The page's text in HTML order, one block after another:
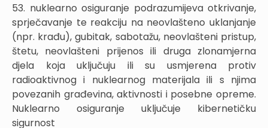
53. nuklearno osiguranje podrazumijeva otkrivanje,
sprječavanje te reakciju na neovlašteno uklanjanje
(npr. krađu), gubitak, sabotažu, neovlašteni pristup,
štetu, neovlašteni prijenos ili druga zlonamjerna
djela koja uključuju ili su usmjerena protiv
radioaktivnog i nuklearnog materijala ili s njima
povezanih građevina, aktivnosti i posebne opreme.
Nuklearno osiguranje uključuje kibernetičku
sigurnost